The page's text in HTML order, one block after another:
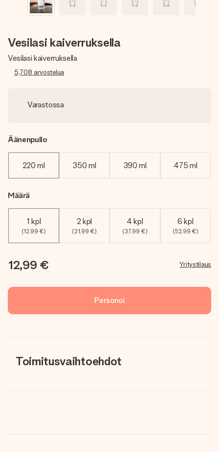
Vesilasi kaiverruksella
Vesilasi kaiverruksella
5,708 arvostelua
Varastossa
Äänenpullo
220 ml 350 ml 390 ml 475 ml
Määrä
1 kpl
(12,99 €)
2 kpl
(21,99 €)
4 kpl
(37,99 €)
6 kpl
(52,99 €)
12,99 € Yritystilaus
Personoi
Toimitusvaihtoehdot